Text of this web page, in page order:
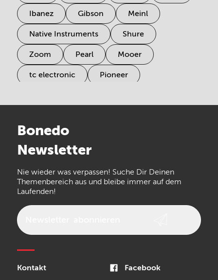
Ibanez Gibson Meinl
Native Instruments Shure
Zoom Pearl Mooer
tc electronic Pioneer
Arturia
the t.bone
Walrus Audio Epiphone
Bonedo
Newsletter
Nie wieder was verpassen! Suche Dir Deinen
Themenbereich aus und bleibe immer auf dem
Laufenden!
Kontakt Facebook